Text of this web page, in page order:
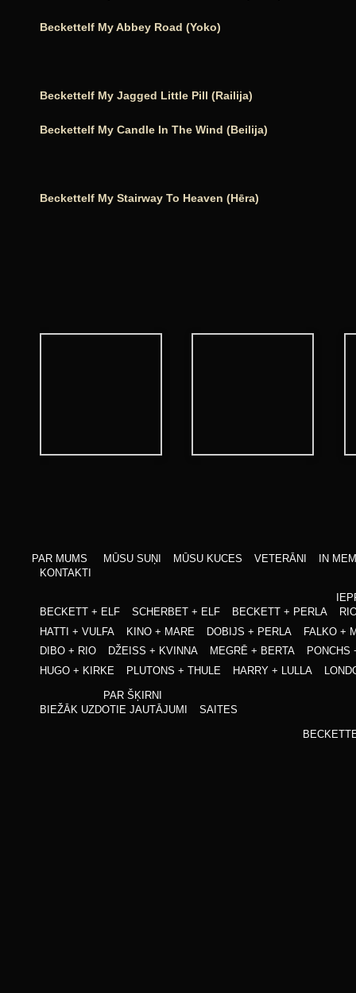
Beckettelf My Abbey Road (Yoko)
Beckettelf My Jagged Little Pill (Railija)
Beckettelf My Candle In The Wind (Beilija)
Beckettelf My Stairway To Heaven (Hēra)
PAR MUMS
KONTAKTI
MŪSU SUŅI MŪSU KUCES VETERĀNI IN
BECKETT + ELF
SCHERBET + ELF BECKETT + PERLA
HATTI + VULFA
KINO + MARE DOBIJS + PERLA
FALKO +
DIBO + RIO
DŽEISS + KVINNA MEGRĒ + BERTA
PONCHS
HUGO + KIRKE
PLUTONS + THULE HARRY + LULLA
PAR ŠĶIRNI
BIEŽĀK UZDOTIE JAUTĀJUMI
SAITES